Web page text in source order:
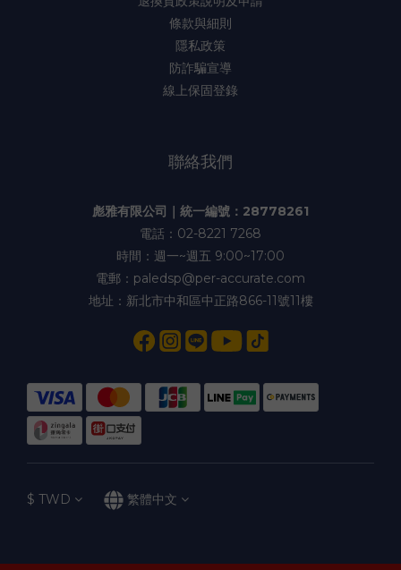
條款與細則
隱私政策
防詐騙宣導
線上保固登錄
聯絡我們
彪雅有限公司｜統一編號：28778261
電話：02-8221 7268
時間：週一~週五 9:00~17:00
電郵：paledsp@per-accurate.com
地址：新北市中和區中正路866-11號11樓
$ TWD 繁體中文